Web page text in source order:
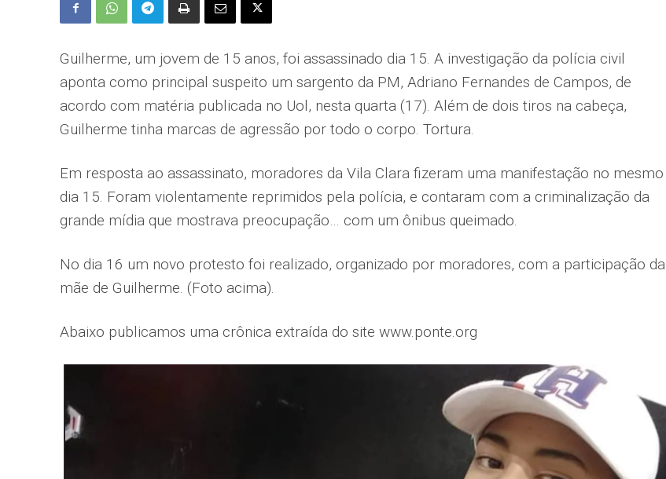
Guilherme, um jovem de 15 anos, foi assassinado dia 15. A investigação da polícia civil
aponta como principal suspeito um sargento da PM, Adriano Fernandes de Campos, de
acordo com matéria publicada no Uol, nesta quarta (17). Além de dois tiros na cabeça,
Guilherme tinha marcas de agressão por todo o corpo. Tortura.
Em resposta ao assassinato, moradores da Vila Clara fizeram uma manifestação no mesmo
dia 15. Foram violentamente reprimidos pela polícia, e contaram com a criminalização da
grande mídia que mostrava preocupação… com um ônibus queimado.
No dia 16 um novo protesto foi realizado, organizado por moradores, com a participação da
mãe de Guilherme. (Foto acima).
Abaixo publicamos uma crônica extraída do site www.ponte.org